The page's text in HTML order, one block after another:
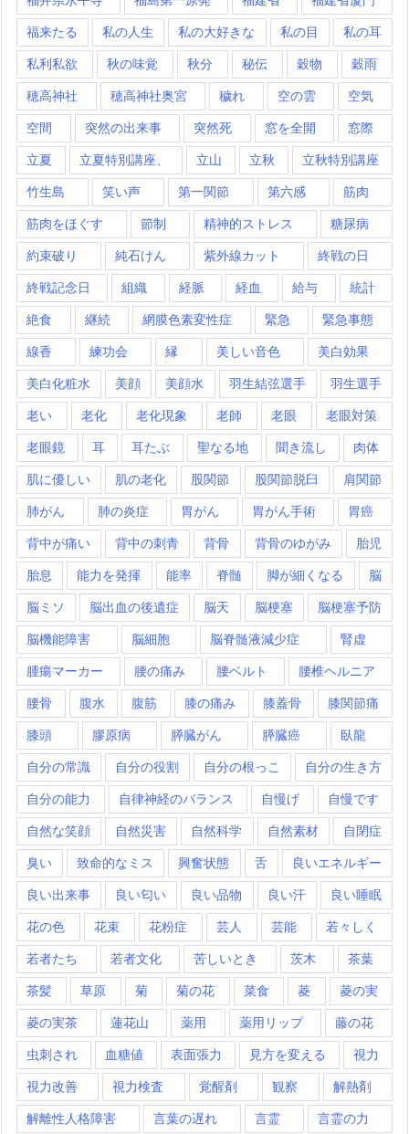
福来たる 私の人生 私の大好きな 私の目 私の耳
私利私欲 秋の味覚 秋分 秘伝 穀物 穀雨
穂高神社 穂高神社奥宮 穢れ 空の雲 空気
空間 突然の出来事 突然死 窓を全開 窓際
立夏 立夏特別講座、 立山 立秋 立秋特別講座
竹生島 笑い声 第一関節 第六感 筋肉
筋肉をほぐす 節制 精神的ストレス 糖尿病
約束破り 純石けん 紫外線カット 終戦の日
終戦記念日 組織 経脈 経血 給与 統計
絶食 継続 網膜色素変性症 緊急 緊急事態
線香 練功会 縁 美しい音色 美白効果
美白化粧水 美顔 美顔水 羽生結弦選手 羽生選手
老い 老化 老化現象 老師 老眼 老眼対策
老眼鏡 耳 耳たぶ 聖なる地 聞き流し 肉体
肌に優しい 肌の老化 股関節 股関節脱臼 肩関節
肺がん 肺の炎症 胃がん 胃がん手術 胃癌
背中が痛い 背中の刺青 背骨 背骨のゆがみ 胎児
胎息 能力を発揮 能率 脊髄 脚が細くなる 脳
脳ミソ 脳出血の後遺症 脳天 脳梗塞 脳梗塞予防
脳機能障害 脳細胞 脳脊髄液減少症 腎虚
腫瘍マーカー 腰の痛み 腰ベルト 腰椎ヘルニア
腰骨 腹水 腹筋 膝の痛み 膝蓋骨 膝関節痛
膝頭 膠原病 膵臓がん 膵臓癌 臥龍
自分の常識 自分の役割 自分の根っこ 自分の生き方
自分の能力 自律神経のバランス 自慢げ 自慢です
自然な笑顔 自然災害 自然科学 自然素材 自閉症
臭い 致命的なミス 興奮状態 舌 良いエネルギー
良い出来事 良い匂い 良い品物 良い汗 良い睡眠
花の色 花束 花粉症 芸人 芸能 若々しく
若者たち 若者文化 苦しいとき 茨木 茶葉
茶髪 草原 菊 菊の花 菜食 菱 菱の実
菱の実茶 蓮花山 薬用 薬用リップ 藤の花
虫刺され 血糖値 表面張力 見方を変える 視力
視力改善 視力検査 覚醒剤 観察 解熱剤
解離性人格障害 言葉の遅れ 言霊 言霊の力